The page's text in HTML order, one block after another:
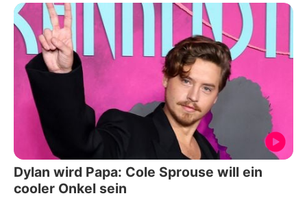
Dylan wird Papa: Cole Sprouse will ein
cooler Onkel sein